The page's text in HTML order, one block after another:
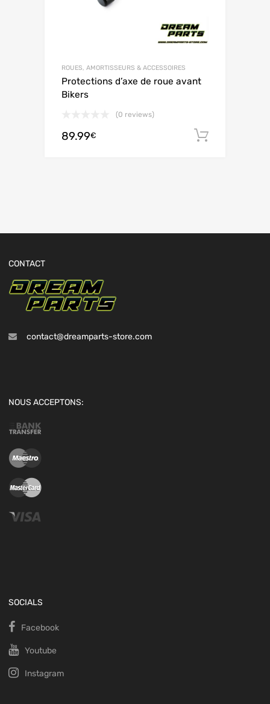
ROUES, AMORTISSEURS & ACCESSOIRES
Protections d’axe de roue avant
Bikers
(0 reviews)
89.99€
CONTACT
contact@dreamparts-store.com
NOUS ACCEPTONS:
SOCIALS
Facebook
Youtube
Instagram